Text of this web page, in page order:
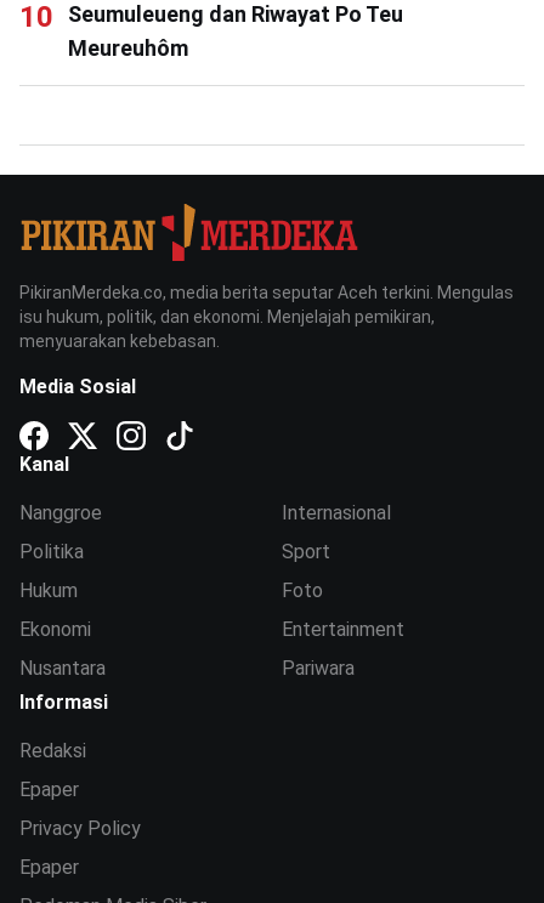
Seumuleueng dan Riwayat Po Teu
Meureuhôm
PikiranMerdeka.co, media berita seputar Aceh terkini. Mengulas
isu hukum, politik, dan ekonomi. Menjelajah pemikiran,
menyuarakan kebebasan.
Media Sosial
Kanal
Nanggroe
Politika
Hukum
Ekonomi
Nusantara
Internasional
Sport
Foto
Entertainment
Pariwara
Informasi
Redaksi
Epaper
Privacy Policy
Epaper